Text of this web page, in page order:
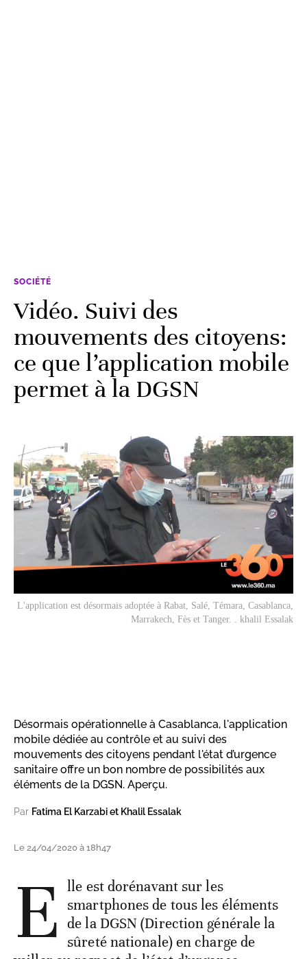
SOCIÉTÉ
Vidéo. Suivi des
mouvements des citoyens:
ce que l’application mobile
permet à la DGSN
L'application est désormais adoptée à Rabat, Salé, Témara, Casablanca,
Marrakech, Fès et Tanger. . khalil Essalak
Désormais opérationnelle à Casablanca, l'application
mobile dédiée au contrôle et au suivi des
mouvements des citoyens pendant l'état d’urgence
sanitaire offre un bon nombre de possibilités aux
éléments de la DGSN. Aperçu.
Par Fatima El Karzabi et Khalil Essalak
Le 24/04/2020 à 18h47
E lle est dorénavant sur les
smartphones de tous les éléments
de la DGSN (Direction générale la
sûreté nationale) en charge de